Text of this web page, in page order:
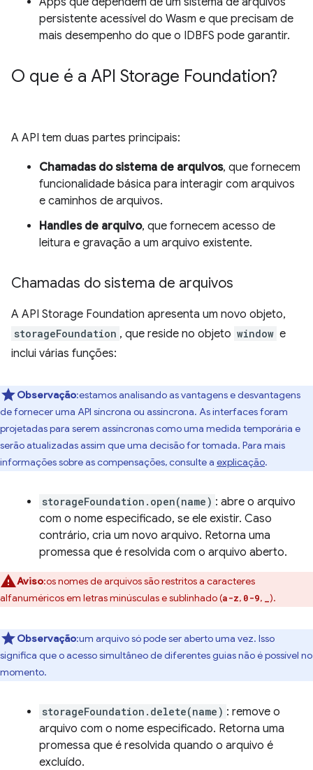
persistente acessível do Wasm e que precisam de
mais desempenho do que o IDBFS pode garantir.
O que é a API Storage Foundation?
A API tem duas partes principais:
Chamadas do sistema de arquivos, que fornecem
funcionalidade básica para interagir com arquivos
e caminhos de arquivos.
Handles de arquivo, que fornecem acesso de
leitura e gravação a um arquivo existente.
Chamadas do sistema de arquivos
A API Storage Foundation apresenta um novo objeto,
storageFoundation , que reside no objeto window e
inclui várias funções:
Observação:estamos analisando as vantagens e desvantagens
de fornecer uma API síncrona ou assíncrona. As interfaces foram
projetadas para serem assíncronas como uma medida temporária e
serão atualizadas assim que uma decisão for tomada. Para mais
informações sobre as compensações, consulte a explicação.
storageFoundation.open(name) : abre o arquivo
com o nome especificado, se ele existir. Caso
contrário, cria um novo arquivo. Retorna uma
promessa que é resolvida com o arquivo aberto.
Aviso:os nomes de arquivos são restritos a caracteres
alfanuméricos em letras minúsculas e sublinhado (a-z, 0-9, ).
Observação:um arquivo só pode ser aberto uma vez. Isso
significa que o acesso simultâneo de diferentes guias não é possível no
momento.
storageFoundation.delete(name) : remove o
arquivo com o nome especificado. Retorna uma
promessa que é resolvida quando o arquivo é
excluído.